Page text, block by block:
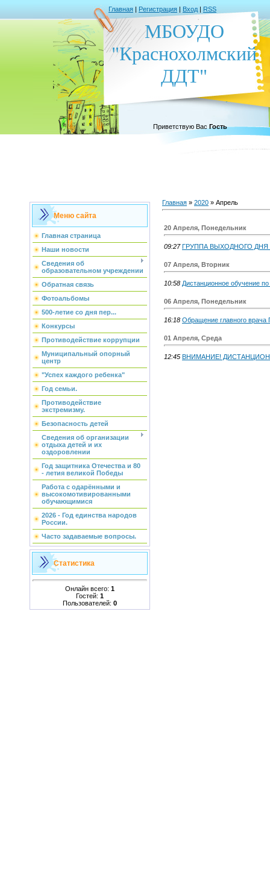
Главная | Регистрация | Вход | RSS
МБОУДО
"Краснохолмский
ДДТ"
Приветствую Вас Гость
Меню сайта
Главная страница
Наши новости
Сведения об
образовательном учреждении
Обратная связь
Фотоальбомы
500-летие со дня пер...
Конкурсы
Противодействие коррупции
Муниципальный опорный
центр
"Успех каждого ребенка"
Год семьи.
Противодействие
экстремизму.
Безопасность детей
Сведения об организации
отдыха детей и их
оздоровлении
Год защитника Отечества и 80
- летия великой Победы
Работа с одарёнными и
высокомотивированными
обучающимися
2026 - Год единства народов
России.
Часто задаваемые вопросы.
Статистика
Онлайн всего: 1
Гостей: 1
Пользователей: 0
Главная » 2020 » Апрель
20 Апреля, Понедельник
09:27 ГРУППА ВЫХОДНОГО
07 Апреля, Вторник
10:58 Дистанционное обучение
06 Апреля, Понедельник
16:18 Обращение главного
01 Апреля, Среда
12:45 ВНИМАНИЕ!